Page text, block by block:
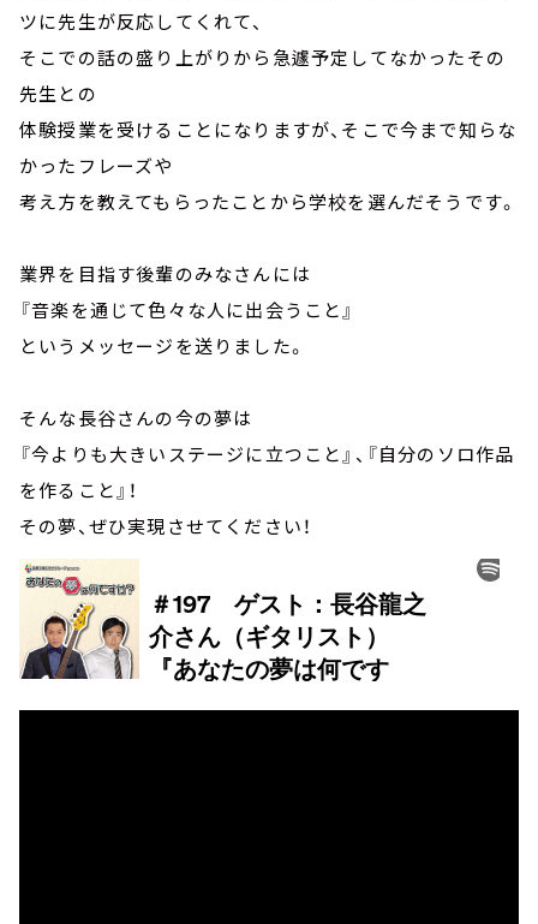
ツに先生が反応してくれて、
そこでの話の盛り上がりから急遽予定してなかったその
先生との
体験授業を受けることになりますが、そこで今まで知らな
かったフレーズや
考え方を教えてもらったことから学校を選んだそうです。
業界を目指す後輩のみなさんには
『音楽を通じて色々な人に出会うこと』
というメッセージを送りました。
そんな長谷さんの今の夢は
『今よりも大きいステージに立つこと』、『自分のソロ作品
を作ること』！
その夢、ぜひ実現させてください！